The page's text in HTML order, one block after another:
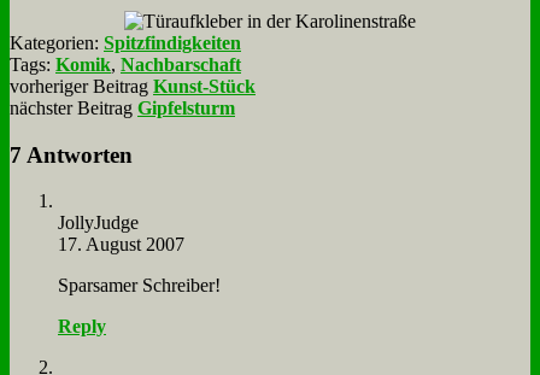
Kategorien: Spitzfindigkeiten
Tags: Komik, Nachbarschaft
vorheriger Beitrag Kunst-Stück
nächster Beitrag Gipfelsturm
7 Antworten
Jol­ly­Judge
17. August 2007
Spar­sa­mer Schrei­ber!
Reply